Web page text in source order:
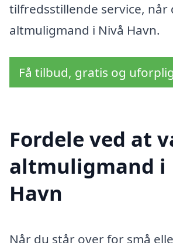
tilfredsstillende service,
altmuligmand i Nivå Havn.
Få tilbud, gratis og
Fordele ved at
altmuligmand i
Havn
Når du står over for små